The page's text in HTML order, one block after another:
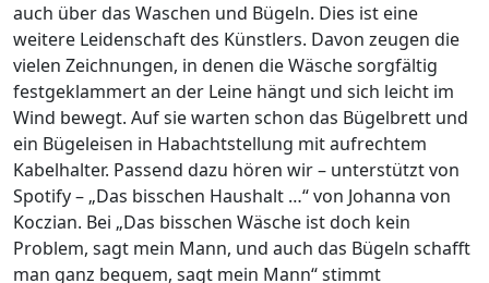
auch über das Waschen und Bügeln. Dies ist eine
weitere Leidenschaft des Künstlers. Davon zeugen die
vielen Zeichnungen, in denen die Wäsche sorgfältig
festgeklammert an der Leine hängt und sich leicht im
Wind bewegt. Auf sie warten schon das Bügelbrett und
ein Bügeleisen in Habachtstellung mit aufrechtem
Kabelhalter. Passend dazu hören wir – unterstützt von
Spotify – „Das bisschen Haushalt …“ von Johanna von
Koczian. Bei „Das bisschen Wäsche ist doch kein
Problem, sagt mein Mann, und auch das Bügeln schafft
man ganz bequem, sagt mein Mann“ stimmt